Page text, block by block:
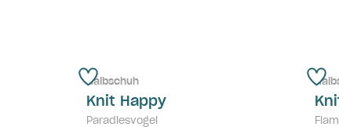
Halbschuh
Knit Happy
Paradiesvogel